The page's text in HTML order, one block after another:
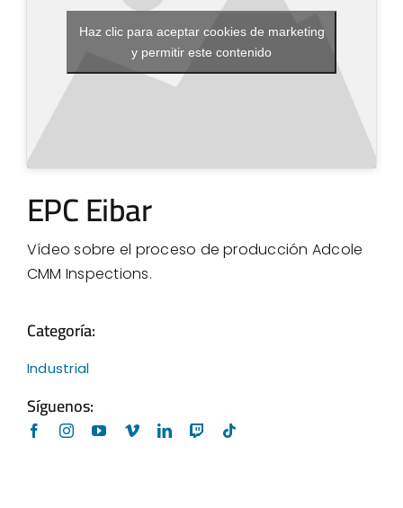
Haz clic para aceptar cookies de marketing
y permitir este contenido
EPC Eibar
Vídeo sobre el proceso de producción Adcole
CMM Inspections.
Categoría:
Industrial
Síguenos: